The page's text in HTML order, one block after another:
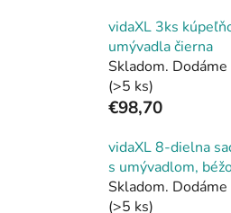
vidaXL 3ks
umývadla čierna
Skladom.
(>5 ks)
€98,70
vidaXL 8-dielna
s umývadlom,
Skladom.
(>5 ks)